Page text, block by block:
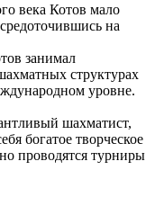
века Котов мало
на
занимал
структурах
уровне.
шахматист,
богатое творческое
проводятся турниры